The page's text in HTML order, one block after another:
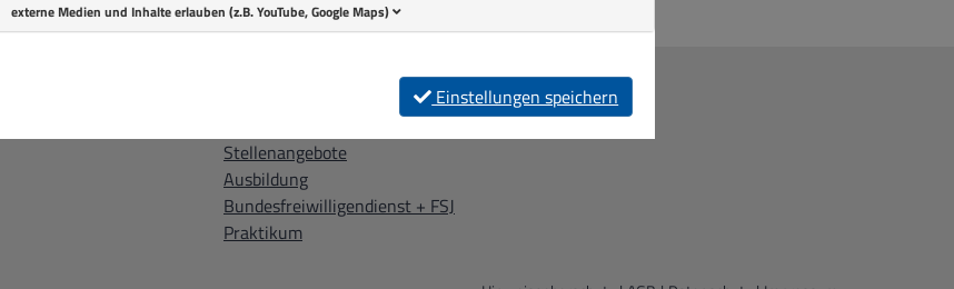
Stellenangebote
Ausbildung
Bundesfreiwilligendienst + FSJ
Praktikum
externe Medien und Inhalte erlauben (z.B. YouTube, Google Maps)
Einstellungen speichern